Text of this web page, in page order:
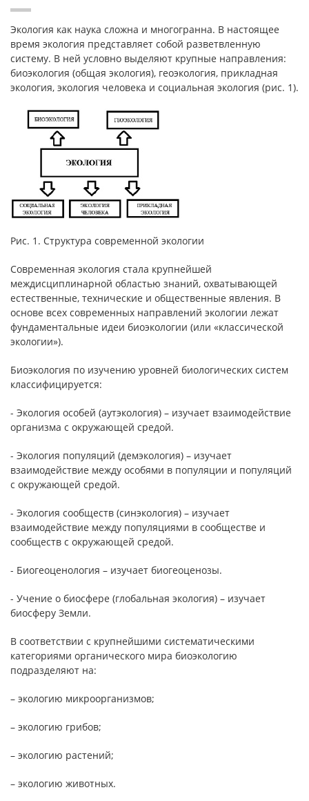
Экология как наука сложна и многогранна. В настоящее
время экология представляет собой разветвленную
систему. В ней условно выделяют крупные направления:
биоэкология (общая экология), геоэкология, прикладная
экология, экология человека и социальная экология (рис. 1).
Рис. 1. Структура современной экологии
Современная экология стала крупнейшей
междисциплинарной областью знаний, охватывающей
естественные, технические и общественные явления. В
основе всех современных направлений экологии лежат
фундаментальные идеи биоэкологии (или «классической
экологии»).
Биоэкология по изучению уровней биологических систем
классифицируется:
- Экология особей (аутэкология) – изучает взаимодействие
организма с окружающей средой.
- Экология популяций (демэкология) – изучает
взаимодействие между особями в популяции и популяций
с окружающей средой.
- Экология сообществ (синэкология) – изучает
взаимодействие между популяциями в сообществе и
сообществ с окружающей средой.
- Биогеоценология – изучает биогеоценозы.
- Учение о биосфере (глобальная экология) – изучает
биосферу Земли.
В соответствии с крупнейшими систематическими
категориями органического мира биоэкологию
подразделяют на:
– экологию микроорганизмов;
– экологию грибов;
– экологию растений;
– экологию животных.